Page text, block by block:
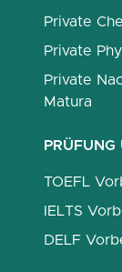
Private
Private
Private
Matura
PRÜFUNG
TOEFL
IELTS
DELF